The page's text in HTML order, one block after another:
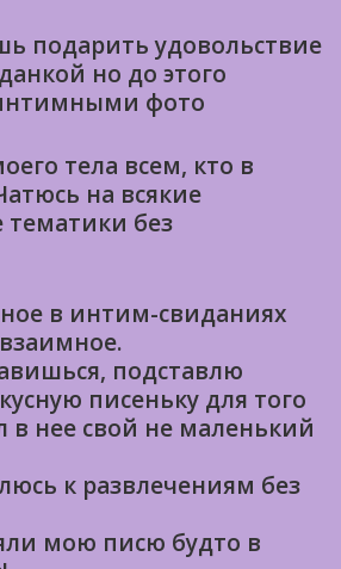
подарить удовольствие
но до этого
фото
тела всем, кто в
на всякие
тематики без
в интим-свиданиях
подставлю
писеньку для того
в нее свой не маленький
к развлечениям без
мою писю будто в